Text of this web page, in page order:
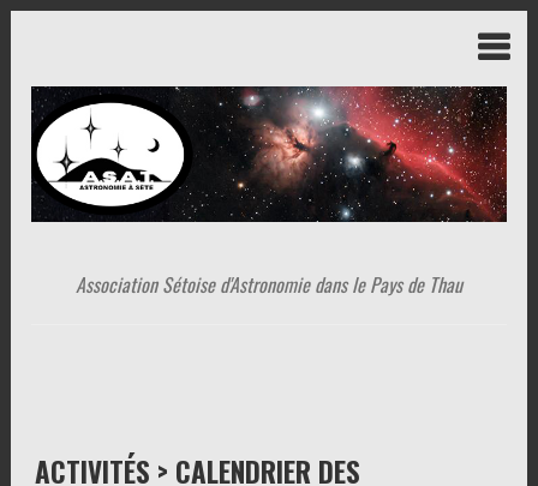
Association Sétoise d'Astronomie dans le Pays de Thau
ACTIVITÉS > CALENDRIER DES